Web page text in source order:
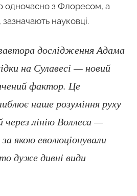
одночасно з Флоресом, а
науковці.
дослідження Адама
на Сулавесі — новий
фактор. Це
наше розуміння руху
через лінію Воллеса —
за якою еволюціонували
дуже дивні види